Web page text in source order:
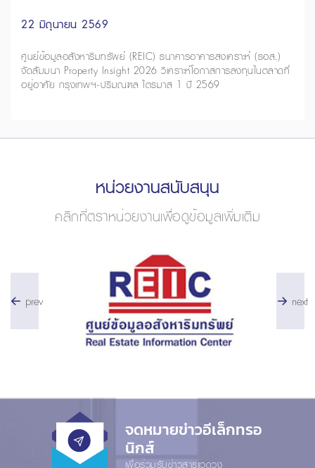
22 มิถุนายน 2569
ศูนย์ข้อมูลอสังหาริมทรัพย์ (REIC) ธนาคารอาคารสงเคราะห์ (ธอส.)
จัดสัมมนา Property Insight 2026 วิเคราะห์โอกาสการลงทุนในตลาดที่
อยู่อาศัย กรุงเทพฯ-ปริมณฑล ไตรมาส 1 ปี 2569
หน่วยงานสนับสนุน
คลิกที่ตราหน่วยงานเพื่อดูข้อมูลเพิ่มเติม
prev next
จดหมายข่าวอีเล็กทรอ
นิกส์